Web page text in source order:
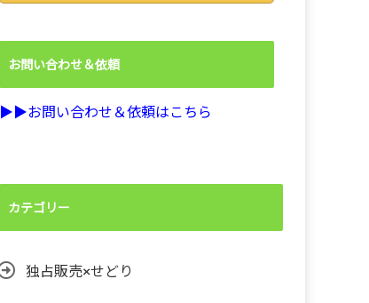
お問い合わせ＆依頼
▶︎▶︎お問い合わせ＆依頼はこちら
カテゴリー
独占販売×せどり